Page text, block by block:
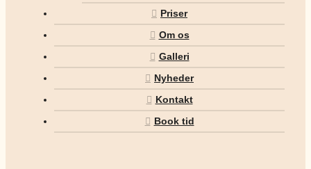
Priser
Om os
Galleri
Nyheder
Kontakt
Book tid